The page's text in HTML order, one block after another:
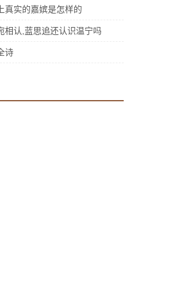
真实的嘉嫔是怎样的
相认,蓝思追还认识温宁吗
诗